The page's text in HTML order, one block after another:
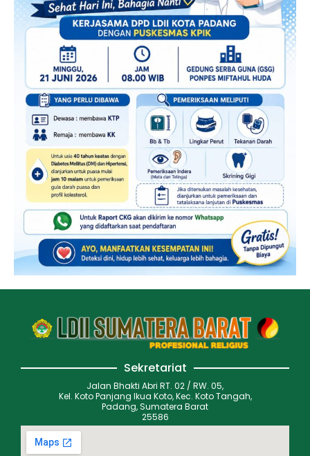
Sekretariat
Jalan Bhakti Abri RT. 02 / RW. 05,
Kel. Koto Panjang Ikua Koto, Kec. Koto Tangah,
Padang, Sumatera Barat
25586